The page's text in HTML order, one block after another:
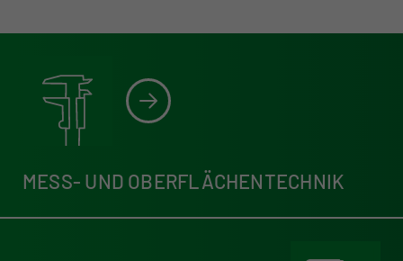
MESS- UND OBERFLÄCHENTECHNIK